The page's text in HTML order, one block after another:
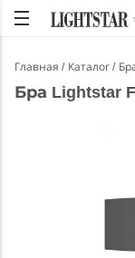
Главная Каталог
Бра Lightstar